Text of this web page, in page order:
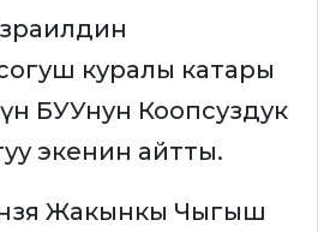
куралы катары
БУУнун Коопсуздук
экенин айтты.
Жакынкы Чыгыш